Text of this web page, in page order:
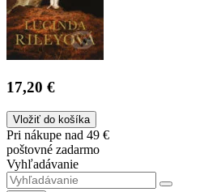
17,20 €
Vložiť do košíka
Pri nákupe nad 49 €
poštovné zadarmo
Vyhľadávanie